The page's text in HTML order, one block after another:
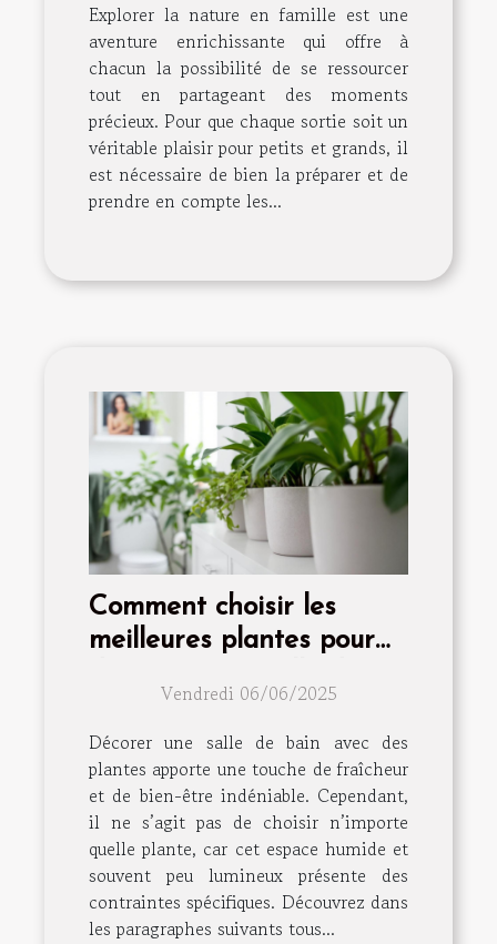
Explorer la nature en famille est une
aventure enrichissante qui offre à
chacun la possibilité de se ressourcer
tout en partageant des moments
précieux. Pour que chaque sortie soit un
véritable plaisir pour petits et grands, il
est nécessaire de bien la préparer et de
prendre en compte les...
Comment choisir les
meilleures plantes pour
Vendredi 06/06/2025
Décorer une salle de bain avec des
plantes apporte une touche de fraîcheur
et de bien-être indéniable. Cependant,
il ne s’agit pas de choisir n’importe
quelle plante, car cet espace humide et
souvent peu lumineux présente des
contraintes spécifiques. Découvrez dans
les paragraphes suivants tous...